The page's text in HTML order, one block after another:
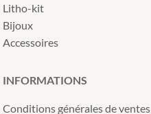
Litho-kit
Bijoux
Accessoires
INFORMATIONS
Conditions générales de ventes